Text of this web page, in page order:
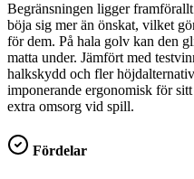
Begränsningen ligger
böja sig mer än önskat, vilket
för dem. På hala golv kan den
matta under. Jämfört med
halkskydd och fler
imponerande ergonomisk för
extra omsorg vid spill.
Fördelar